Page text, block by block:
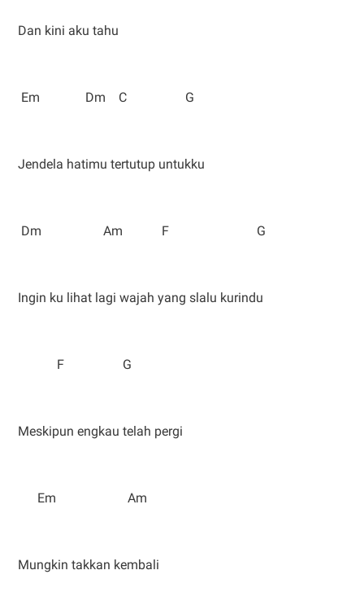
Dan kini aku tahu
Em Dm C G
Jendela hatimu tertutup untukku
Dm Am F G
Ingin ku lihat lagi wajah yang slalu kurindu
F G
Meskipun engkau telah pergi
Em Am
Mungkin takkan kembali